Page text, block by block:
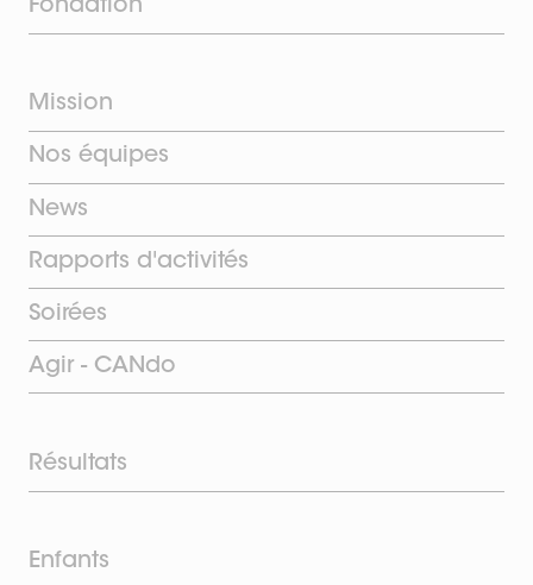
Fondation
Mission
Nos équipes
News
Rapports d'activités
Soirées
Agir - CANdo
Résultats
Enfants